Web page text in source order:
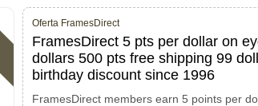
Oferta FramesDirect
FramesDirect 5 pts per dollar on
dollars 500 pts free shipping 99
birthday discount since 1996
FramesDirect members earn 5 points per